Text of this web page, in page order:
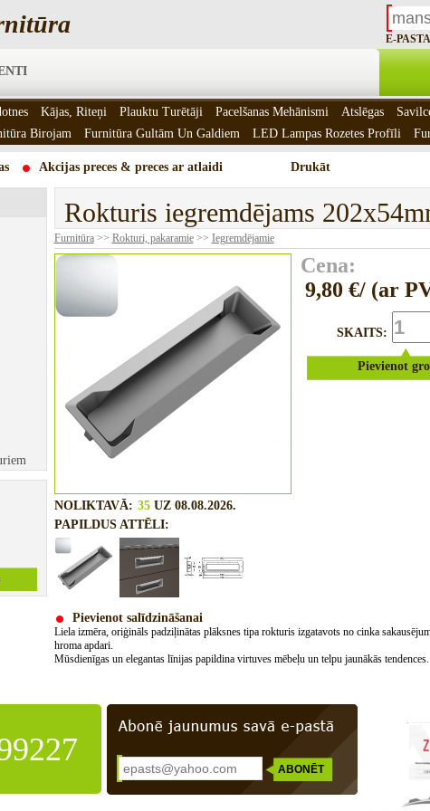
E-
Akcijas preces & preces ar atlaidi Drukāt
Rokturis iegremdējams
Furnitūra>> Rokturi, pakaramie>> Iegremdējamie
Cena:
9,80 €/ (ar
SKAITS:
Pievienot
NOLIKTAVĀ: 35 UZ 08.08.2026.
PAPILDUS ATTĒLI:
Pievienot salīdzināšanai
Liela izmēra, oriģināls padziļinātas plāksnes tipa rokturis izgatavots no cinka
hroma apdari.
Mūsdienīgas un elegantas līnijas papildina virtuves mēbeļu un telpu jaunākās tendences.
Kājas, Riteņi Plauktu Turētāji Pacelšanas Mehānismi Atslēgas
Birojam Furnitūra Gultām Un Galdiem LED Lampas Rozetes Profīli